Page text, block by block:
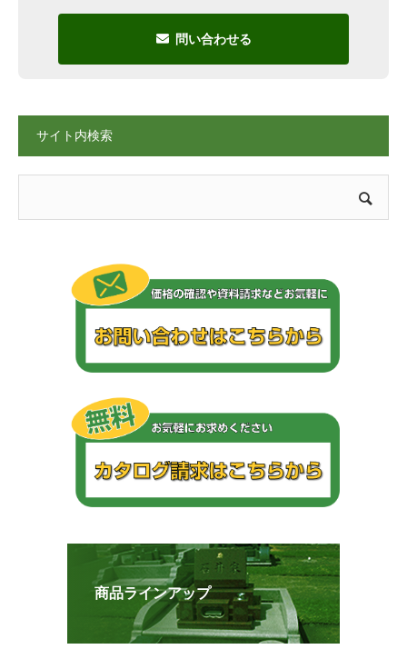
問い合わせる
サイト内検索
商品ラインアップ